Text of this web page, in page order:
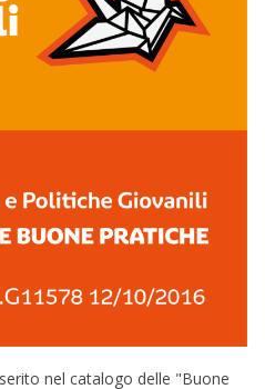
nel catalogo delle "Buone